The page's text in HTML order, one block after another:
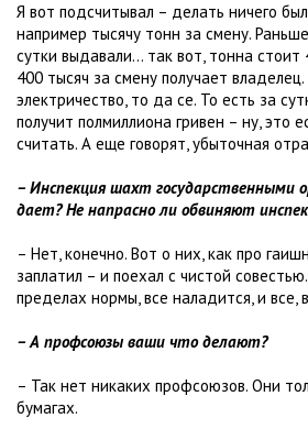
Я вот подсчитывал – делать ничего
например тысячу тонн за смену.
сутки выдавали… так вот, тонна стоит
400 тысяч за смену получает
электричество, то да се. То есть за
получит полмиллиона гривен – ну, это
считать. А еще говорят, убыточная
– Инспекция шахт государственными
дает? Не напрасно ли обвиняют
– Нет, конечно. Вот о них, как про
заплатил – и поехал с чистой
пределах нормы, все наладится, и все,
– А профсоюзы ваши что делают?
– Так нет никаких профсоюзов. Они
бумагах.